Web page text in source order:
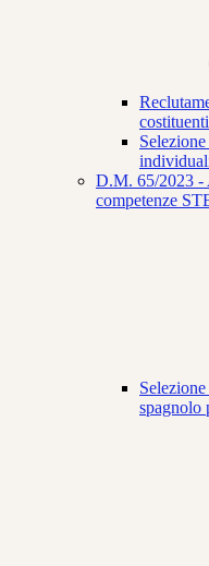
D.M. 65/2023 -
competenze
spagnolo